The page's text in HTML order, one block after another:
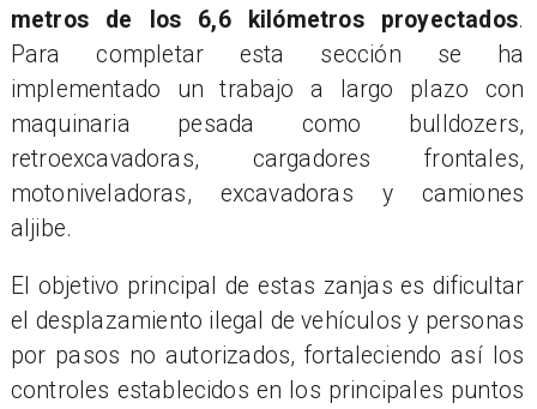
metros de los 6,6 kilómetros proyectados.
Para completar esta sección se ha
implementado un trabajo a largo plazo con
maquinaria pesada como bulldozers,
retroexcavadoras, cargadores frontales,
motoniveladoras, excavadoras y camiones
aljibe.
El objetivo principal de estas zanjas es dificultar
el desplazamiento ilegal de vehículos y personas
por pasos no autorizados, fortaleciendo así los
controles establecidos en los principales puntos